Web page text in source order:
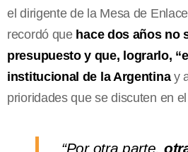
el dirigente de la Mesa de
recordó que hace dos años no
presupuesto y que, lograrlo,
institucional de la Argentinay
prioridades que se discuten en el
“Por otra parte,